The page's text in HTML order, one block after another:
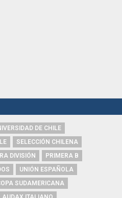
DE CHILE
SELECCIÓN CHILENA
DIVISIÓN
PRIMERA B
UNIÓN ESPAÑOLA
SUDAMERICANA